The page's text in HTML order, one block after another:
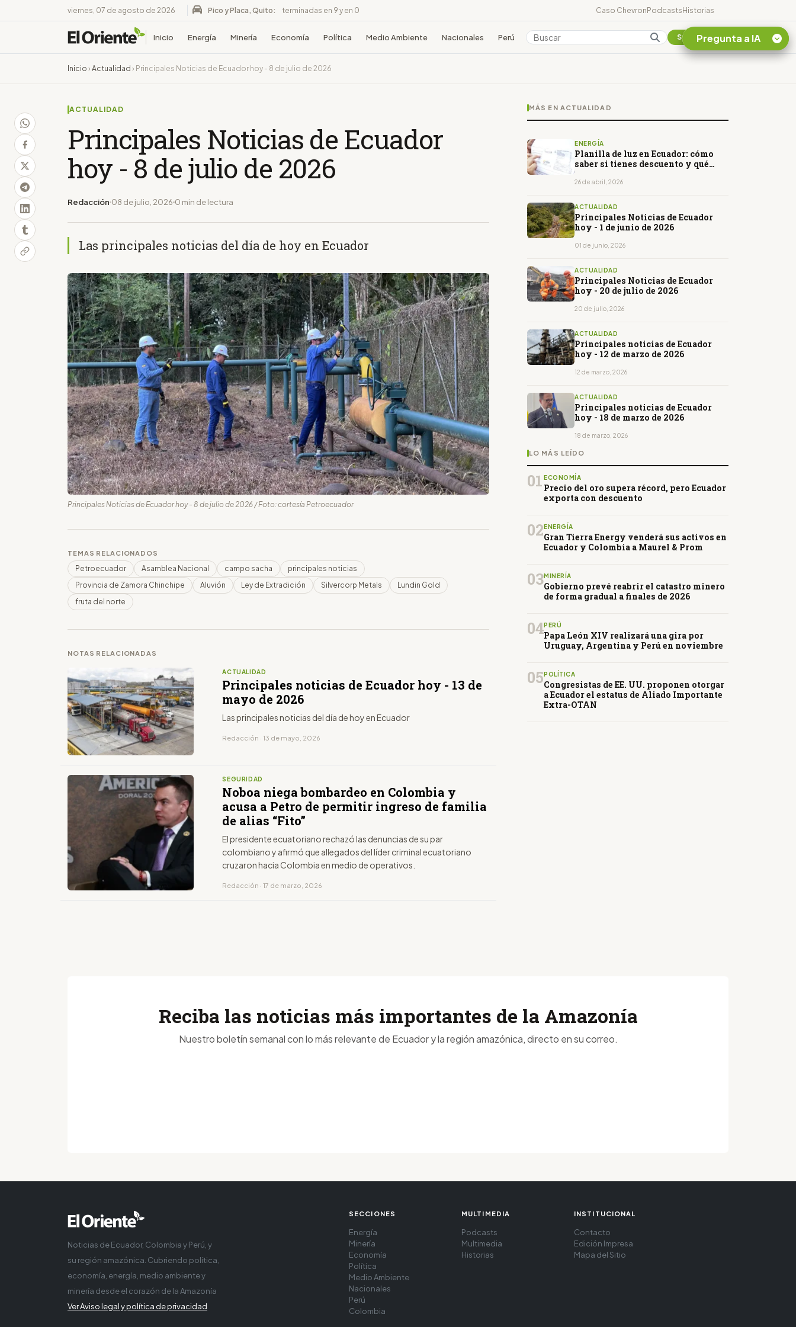
viernes, 07 de agosto de 2026 Pico y Placa, Quito: terminadas en 9 y en 0 Caso ChevronPodcastsHistorias
Inicio Energía Minería Economía Política Medio Ambiente Nacionales Perú Colombia Suscribirse
Inicio › Actualidad › Principales Noticias de Ecuador hoy - 8 de julio de 2026
ACTUALIDAD
Principales Noticias de Ecuador
hoy - 8 de julio de 2026
Redacción 08 de julio, 2026 0 min de lectura
Las principales noticias del día de hoy en Ecuador
Principales Noticias de Ecuador hoy - 8 de julio de 2026 / Foto: cortesía Petroecuador
TEMAS RELACIONADOS
Petroecuador Asamblea Nacional campo sacha
principales noticias
Provincia de Zamora Chinchipe
Aluvión Ley de Extradición Silvercorp Metals
Lundin Gold
fruta del norte
NOTAS RELACIONADAS
ACTUALIDAD
Principales noticias de Ecuador hoy - 13 de
mayo de 2026
Las principales noticias del día de hoy en Ecuador
Redacción · 13 de mayo, 2026
SEGURIDAD
Noboa niega bombardeo en Colombia y
acusa a Petro de permitir ingreso de familia
de alias “Fito”
El presidente ecuatoriano rechazó las denuncias de su par
colombiano y afirmó que allegados del líder criminal ecuatoriano
cruzaron hacia Colombia en medio de operativos.
Redacción · 17 de marzo, 2026
MÁS EN ACTUALIDAD
ENERGÍA
Planilla de luz en Ecuador: cómo
saber si tienes descuento y qué
26 de abril, 2026
ACTUALIDAD
Principales Noticias de Ecuador
hoy - 1 de junio de 2026
01 de junio, 2026
ACTUALIDAD
Principales Noticias de Ecuador
hoy - 20 de julio de 2026
20 de julio, 2026
ACTUALIDAD
Principales noticias de Ecuador
hoy - 12 de marzo de 2026
12 de marzo, 2026
ACTUALIDAD
Principales noticias de Ecuador
hoy - 18 de marzo de 2026
18 de marzo, 2026
LO MÁS LEÍDO
01 ECONOMÍA
Precio del oro supera récord, pero Ecuador
exporta con descuento
02 ENERGÍA
Gran Tierra Energy venderá sus activos en
Ecuador y Colombia a Maurel & Prom
03MINERÍA
Gobierno prevé reabrir el catastro minero
de forma gradual a finales de 2026
04PERÚ
Papa León XIV realizará una gira por
Uruguay, Argentina y Perú en noviembre
05 POLÍTICA
Congresistas de EE. UU. proponen otorgar
a Ecuador el estatus de Aliado Importante
Extra-OTAN
Pregunta a IA
¿En que consiste la
Reciba las noticias más importantes de la Amazonía
Nuestro boletín semanal con lo más relevante de Ecuador y la región amazónica, directo en su correo.
Noticias de Ecuador, Colombia y Perú, y
su región amazónica. Cubriendo política,
economía, energía, medio ambiente y
minería desde el corazón de la Amazonía
Ver Aviso legal y política de privacidad
SECCIONES
Energía
Minería
Economía
Política
Medio Ambiente
Nacionales
Perú
Colombia
MULTIMEDIA
Podcasts
Multimedia
Historias
INSTITUCIONAL
Contacto
Edición Impresa
Mapa del Sitio